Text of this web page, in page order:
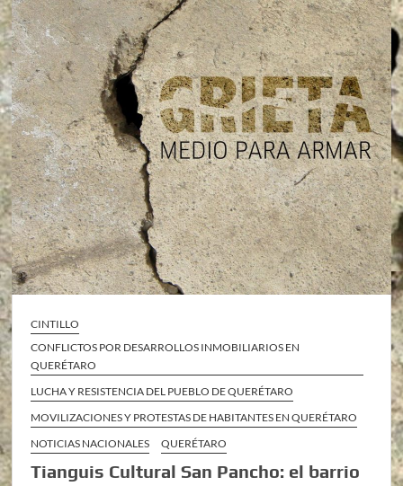
CINTILLO
CONFLICTOS POR DESARROLLOS INMOBILIARIOS EN
QUERÉTARO
LUCHA Y RESISTENCIA DEL PUEBLO DE QUERÉTARO
MOVILIZACIONES Y PROTESTAS DE HABITANTES EN QUERÉTARO
NOTICIAS NACIONALES
QUERÉTARO
Tianguis Cultural San Pancho: el barrio